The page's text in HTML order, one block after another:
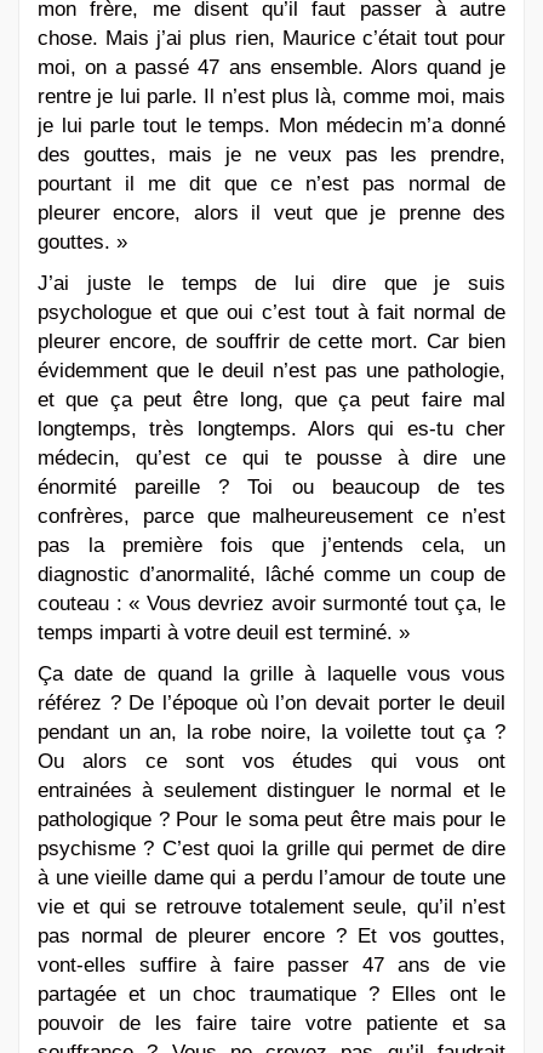
mon frère, me disent qu’il faut passer à autre
chose. Mais j’ai plus rien, Maurice c’était tout pour
moi, on a passé 47 ans ensemble. Alors quand je
rentre je lui parle. Il n’est plus là, comme moi, mais
je lui parle tout le temps. Mon médecin m’a donné
des gouttes, mais je ne veux pas les prendre,
pourtant il me dit que ce n’est pas normal de
pleurer encore, alors il veut que je prenne des
gouttes. »
J’ai juste le temps de lui dire que je suis
psychologue et que oui c’est tout à fait normal de
pleurer encore, de souffrir de cette mort. Car bien
évidemment que le deuil n’est pas une pathologie,
et que ça peut être long, que ça peut faire mal
longtemps, très longtemps. Alors qui es-tu cher
médecin, qu’est ce qui te pousse à dire une
énormité pareille ? Toi ou beaucoup de tes
confrères, parce que malheureusement ce n’est
pas la première fois que j’entends cela, un
diagnostic d’anormalité, lâché comme un coup de
couteau : « Vous devriez avoir surmonté tout ça, le
temps imparti à votre deuil est terminé. »
Ça date de quand la grille à laquelle vous vous
référez ? De l’époque où l’on devait porter le deuil
pendant un an, la robe noire, la voilette tout ça ?
Ou alors ce sont vos études qui vous ont
entrainées à seulement distinguer le normal et le
pathologique ? Pour le soma peut être mais pour le
psychisme ? C’est quoi la grille qui permet de dire
à une vieille dame qui a perdu l’amour de toute une
vie et qui se retrouve totalement seule, qu’il n’est
pas normal de pleurer encore ? Et vos gouttes,
vont-elles suffire à faire passer 47 ans de vie
partagée et un choc traumatique ? Elles ont le
pouvoir de les faire taire votre patiente et sa